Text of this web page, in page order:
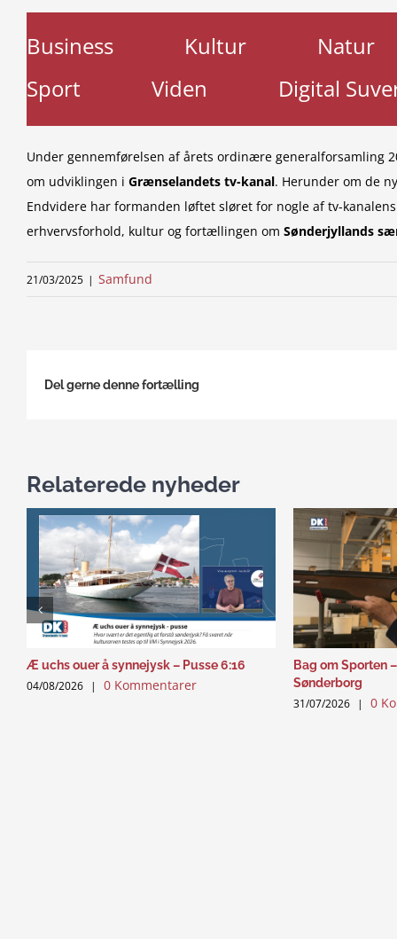
Business Kultur
Natur
Sport
Viden Digital
Under gennemførelsen af årets ordinære generalforsamling
om udviklingen i Grænselandets tv-kanal. Herunder om de
Endvidere har formanden løftet sløret for nogle af tv-
erhvervsforhold, kultur og fortællingen om Sønderjyllands
21/03/2025 | Samfund
Del gerne denne fortælling
Relaterede nyheder
Æ uchs ouer å synnejysk – Pusse 6:16
04/08/2026 | 0 Kommentarer
Bag om Sporten
Sønderborg
31/07/2026 | 0